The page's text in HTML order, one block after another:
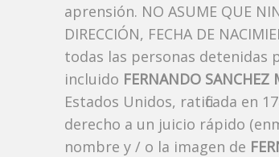
aprensión. NO ASUME QUE
DIRECCIÓN, FECHA DE
todas las personas detenidas
incluido FERNANDO SANCHEZ
Estados Unidos, ratificada en
derecho a un juicio rápido
nombre y / o la imagen de